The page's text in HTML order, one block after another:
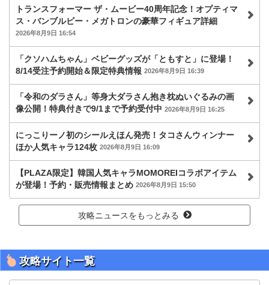
トランスフォーマー ザ・ムービー40周年記念！オプティマ
ス・バンブルビー・メガトロンの豪華フィギュア詳細
2026年8月9日 16:54
「クソハムちゃん」ベビーグッズが「ともすと」に登場！
8/14受注予約開始＆限定特典情報 2026年8月9日 16:39
「令和のダラさん」等身大ダラさん抱き枕ぬいぐるみの画
像公開！特典付きで9/1まで予約受付中 2026年8月9日 16:25
にっこりーノ初のシールえほん発売！タコさんウィンナー
ほか人気キャラ124枚 2026年8月9日 16:09
【PLAZA限定】韓国人気キャラMOMOREIコラボアイテム
が登場！予約・販売情報まとめ 2026年8月9日 15:50
攻略ニュースをもっとみる
攻略サイト一覧